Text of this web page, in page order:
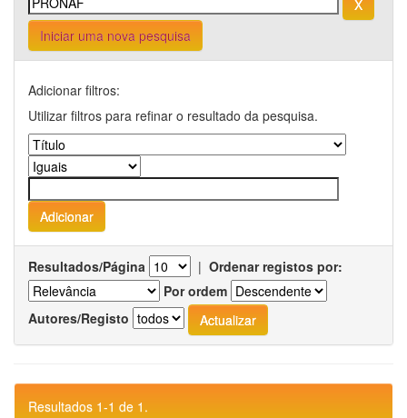
Iniciar uma nova pesquisa
Adicionar filtros:
Utilizar filtros para refinar o resultado da pesquisa.
Resultados/Página | Ordenar registos por:
Por ordem
Autores/Registo
Resultados 1-1 de 1.